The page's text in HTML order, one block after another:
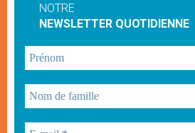
NOTRE
NEWSLETTER QUOTIDIENNE